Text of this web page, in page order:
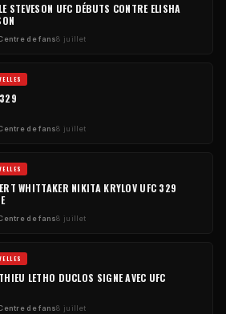
STEVESON UFC DÉBUTS CONTRE ELISHA
de fans8 juillet
de fans8 juillet
WHITTAKER NIKITA KRYLOV UFC 329
de fans8 juillet
LETHO DUCLOS SIGNE AVEC UFC
de fans8 juillet